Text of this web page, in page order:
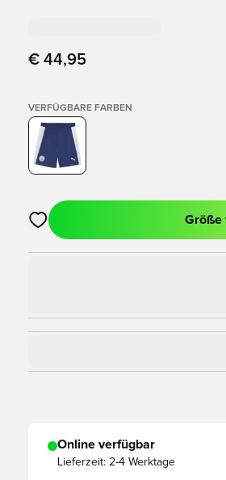
€ 44,95
VERFÜGBARE FARBEN
Öffnet ein Fenster zum Anmelden
Größe
Online verfügbar
Lieferzeit: 2-4 Werktage